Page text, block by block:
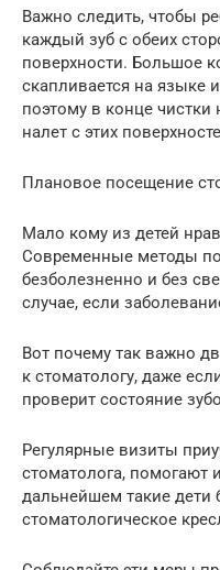
Важно следить, чтобы
каждый зуб с обеих
поверхности. Большое
скапливается на языке
поэтому в конце чистки
налет с этих
Плановое посещение
Мало кому из детей
Современные методы
безболезненно и без
случае, если
Вот почему так важно
к стоматологу, даже
проверит состояние
Регулярные визиты
стоматолога, помогают
дальнейшем такие дети
стоматологическое